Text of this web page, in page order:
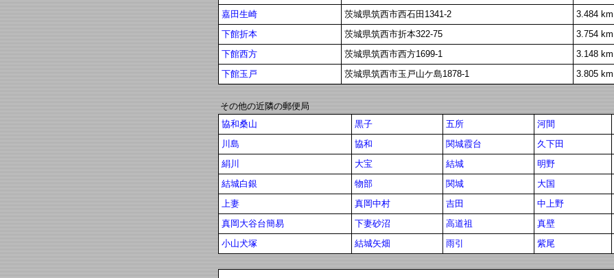
嘉田生崎
茨城県筑西市西石田1341-2 3.484 km
下館折本
茨城県筑西市折本322-75 3.754 km
下館西方
茨城県筑西市西方1699-1 3.148 km
下館玉戸
茨城県筑西市玉戸山ケ島1878-1 3.805 km
その他の近隣の郵便局
協和桑山
黒子 五所 河間
川島
協和 関城霞台 久下田
絹川
大宝 結城 明野
結城白銀
物部 関城 大国
上妻
真岡中村 吉田 中上野
真岡大谷台簡易
下妻砂沼 高道祖 真壁
小山犬塚
結城矢畑 雨引 紫尾